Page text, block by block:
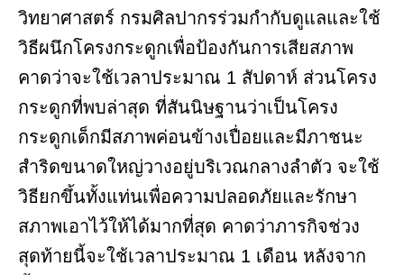
วิทยาศาสตร์ กรมศิลปากรร่วมกำกับดูแลและใช้
วิธีผนึกโครงกระดูกเพื่อป้องกันการเสียสภาพ
คาดว่าจะใช้เวลาประมาณ 1 สัปดาห์ ส่วนโครง
กระดูกที่พบล่าสุด ที่สันนิษฐานว่าเป็นโครง
กระดูกเด็กมีสภาพค่อนข้างเปื่อยและมีภาชนะ
สำริดขนาดใหญ่วางอยู่บริเวณกลางลำตัว จะใช้
วิธียกขึ้นทั้งแท่นเพื่อความปลอดภัยและรักษา
สภาพเอาไว้ให้ได้มากที่สุด คาดว่าภารกิจช่วง
สุดท้ายนี้จะใช้เวลาประมาณ 1 เดือน หลังจาก